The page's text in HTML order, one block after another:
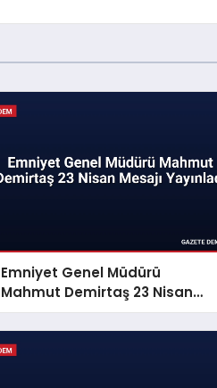
Emniyet Genel Müdürü
Mahmut Demirtaş 23 Nisan
Mesajı Yayınladı